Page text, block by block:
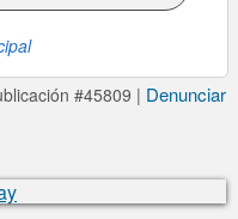
#45809 | Denunciar